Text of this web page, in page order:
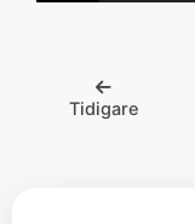
Tidigare